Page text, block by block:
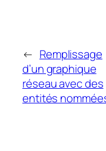
← Remplissage
d’un graphique
réseau avec des
entités